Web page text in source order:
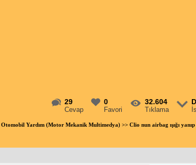
29
Cevap
0
Favori
32.604
Tıklama
Otomobil Yardım (Motor Mekanik Multimedya)>> Clio nun airbag ışığı